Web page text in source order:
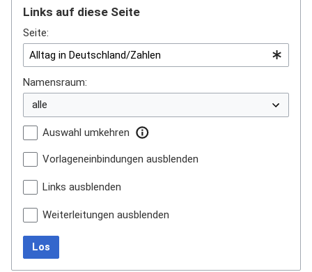
Links auf diese Seite
Seite:
Namensraum:
Auswahl umkehren
Vorlageneinbindungen ausblenden
Links ausblenden
Weiterleitungen ausblenden
Los